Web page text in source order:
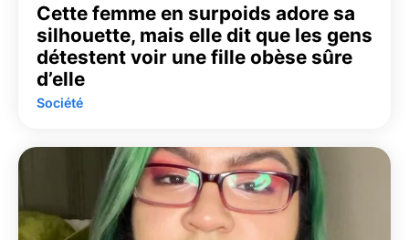
Cette femme en surpoids adore sa
silhouette, mais elle dit que les gens
détestent voir une fille obèse sûre
d’elle
Société